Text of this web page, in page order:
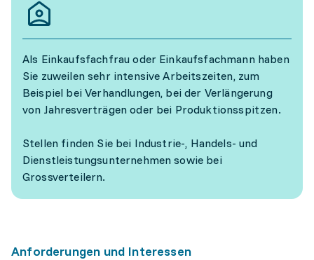
Als Einkaufsfachfrau oder Einkaufsfachmann haben
Sie zuweilen sehr intensive Arbeitszeiten, zum
Beispiel bei Verhandlungen, bei der Verlängerung
von Jahresverträgen oder bei Produktionsspitzen.
Stellen finden Sie bei Industrie-, Handels- und
Dienstleistungsunternehmen sowie bei
Grossverteilern.
Anforderungen und Interessen